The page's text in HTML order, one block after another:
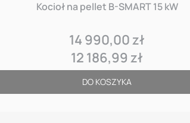
Kocioł na pellet B-SMART 15 kW
Cena
14 990,00 zł
Cena
12 186,99 zł
DO KOSZYKA